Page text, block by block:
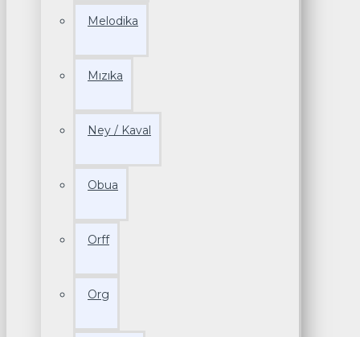
Melodika
Mızıka
Ney / Kaval
Obua
Orff
Org